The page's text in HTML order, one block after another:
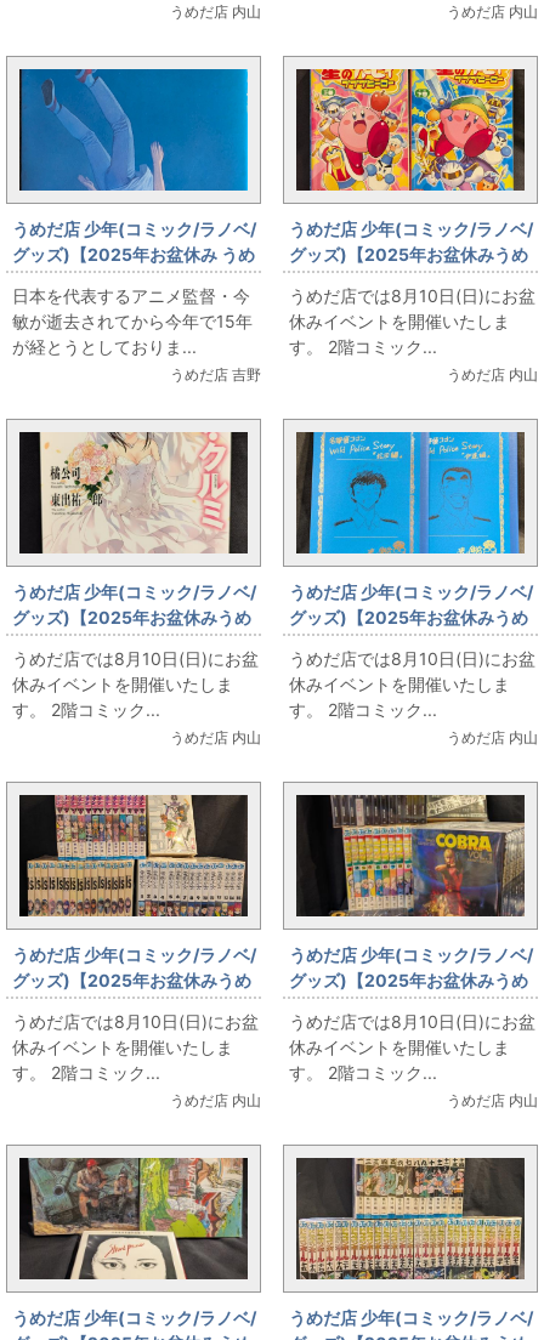
うめだ店 内山 うめだ店 内山
うめだ店 少年(コミック/ラノベ/
グッズ)【2025年お盆休み うめ
だ店 本 販売情報】今敏の海帰線
(ヤンマガKCスペシャル版)
日本を代表するアニメ監督・今
敏が逝去されてから今年で15年
が経とうとしておりま...
うめだ店 吉野
うめだ店 少年(コミック/ラノベ/
グッズ)【2025年お盆休みうめ
だ店販売情報】8月10日(日)
【コミックフロア】星のカービ
ィ プププヒーロー
うめだ店では8月10日(日)にお盆
休みイベントを開催いたしま
す。 2階コミック...
うめだ店 内山
うめだ店 少年(コミック/ラノベ/
グッズ)【2025年お盆休みうめ
だ店販売情報】8月10日(日)
【コミックフロア】デート・
ア・クルミ
うめだ店では8月10日(日)にお盆
休みイベントを開催いたしま
す。 2階コミック...
うめだ店 内山
うめだ店 少年(コミック/ラノベ/
グッズ)【2025年お盆休みうめ
だ店販売情報】8月10日(日)
【コミックフロア】青山剛昌 ネ
ームノート
うめだ店では8月10日(日)にお盆
休みイベントを開催いたしま
す。 2階コミック...
うめだ店 内山
うめだ店 少年(コミック/ラノベ/
グッズ)【2025年お盆休みうめ
だ店販売情報】8月10日(日)
【コミックフロア】桂正和
うめだ店では8月10日(日)にお盆
休みイベントを開催いたしま
す。 2階コミック...
うめだ店 内山
うめだ店 少年(コミック/ラノベ/
グッズ)【2025年お盆休みうめ
だ店販売情報】8月10日(日)
【コミックフロア】寺沢武一
うめだ店では8月10日(日)にお盆
休みイベントを開催いたしま
す。 2階コミック...
うめだ店 内山
うめだ店 少年(コミック/ラノベ/
うめだ店 少年(コミック/ラノベ/